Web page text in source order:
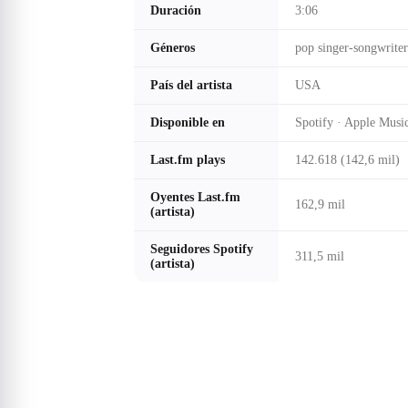
Duración 3:06
Géneros pop singer-songwriter
País del artista USA
Disponible en Spotify · Apple
Last.fm plays 142.618 (142,6 mil)
Oyentes Last.fm
(artista)
162,9 mil
Seguidores Spotify
(artista)
311,5 mil